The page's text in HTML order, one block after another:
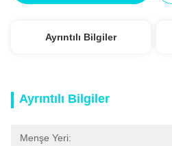
Ayrıntılı Bilgiler
Ayrıntılı Bilgiler
Menşe Yeri: